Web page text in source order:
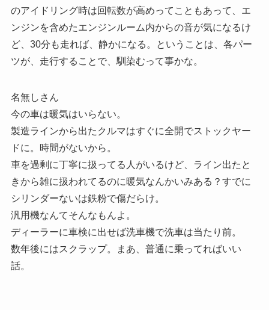
のアイドリング時は回転数が高めってこともあって、エ
ンジンを含めたエンジンルーム内からの音が気になるけ
ど、30分も走れば、静かになる。ということは、各パー
ツが、走行することで、馴染むって事かな。
名無しさん
今の車は暖気はいらない。
製造ラインから出たクルマはすぐに全開でストックヤー
ドに。時間がないから。
車を過剰に丁寧に扱ってる人がいるけど、ライン出たと
きから雑に扱われてるのに暖気なんかいみある？すでに
シリンダーないは鉄粉で傷だらけ。
汎用機なんてそんなもんよ。
ディーラーに車検に出せば洗車機で洗車は当たり前。
数年後にはスクラップ。まあ、普通に乗ってればいい
話。